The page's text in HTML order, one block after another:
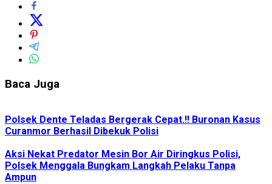
Baca Juga
Polsek Dente Teladas Bergerak Cepat.!! Buronan Kasus
Curanmor Berhasil Dibekuk Polisi
Aksi Nekat Predator Mesin Bor Air Diringkus Polisi,
Polsek Menggala Bungkam Langkah Pelaku Tanpa
Ampun